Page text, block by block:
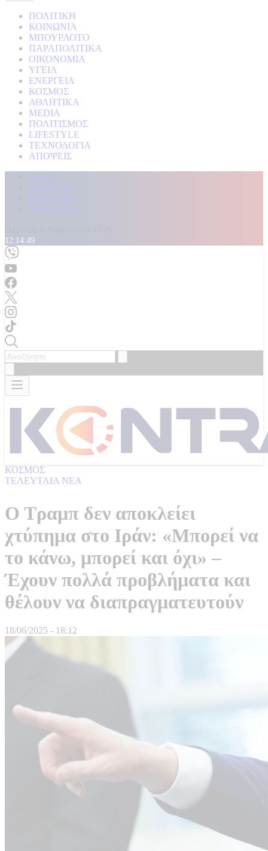
ΠΟΛΙΤΙΚΗ
ΚΟΙΝΩΝΙΑ
ΜΠΟΥΡΛΟΤΟ
ΠΑΡΑΠΟΛΙΤΙΚΑ
ΟΙΚΟΝΟΜΙΑ
ΥΓΕΙΑ
ΕΝΕΡΓΕΙΑ
ΚΟΣΜΟΣ
ΑΘΛΗΤΙΚΑ
MEDIA
ΠΟΛΙΤΙΣΜΟΣ
LIFESTYLE
ΤΕΧΝΟΛΟΓΙΑ
ΑΠΟΨΕΙΣ
Αρχική
Kontra Live
Καταγγελίες
Επικοινωνία
12:14:50
ΚΟΣΜΟΣ
ΤΕΛΕΥΤΑΙΑ ΝΕΑ
Ο Τραμπ δεν αποκλείει
χτύπημα στο Ιράν: «Μπορεί να
το κάνω, μπορεί και όχι» –
Έχουν πολλά προβλήματα και
θέλουν να διαπραγματευτούν
18/06/2025 - 18:12